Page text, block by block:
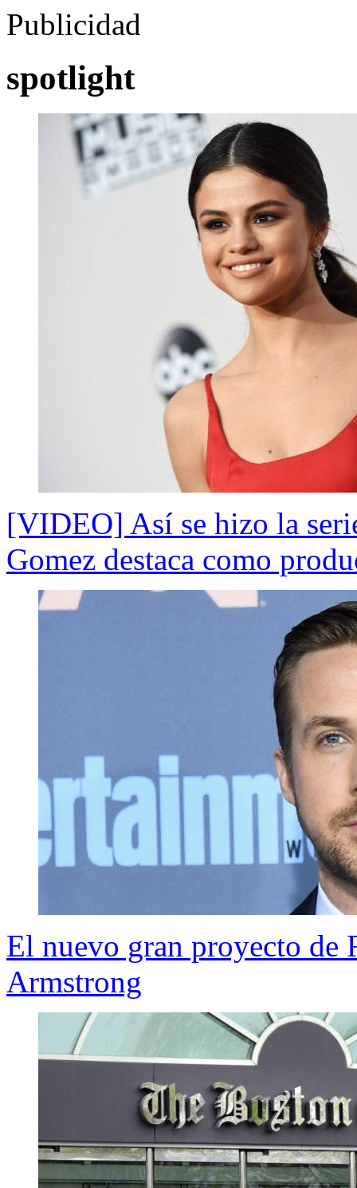
Publicidad
spotlight
[VIDEO] Así se hizo la
Gomez destaca como
El nuevo gran proyecto
Armstrong